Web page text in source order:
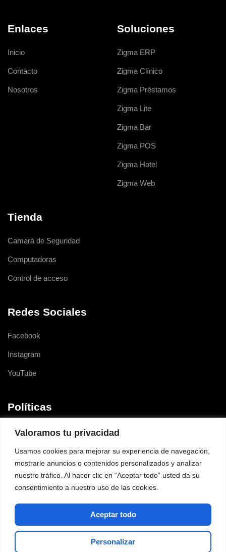
Valoramos tu privacidad
Usamos cookies para mejorar su experiencia de navegación,
mostrarle anuncios o contenidos personalizados y analizar
nuestro tráfico. Al hacer clic en “Aceptar todo” usted da su
consentimiento a nuestro uso de las cookies.
Personalizar
Aceptar todo
Enlaces
Inicio
Contacto
Nosotros
Soluciones
Zigma ERP
Zigma Clínico
Zigma Préstamos
Zigma Lite
Zigma Bar
Zigma POS
Zigma Hotel
Zigma Web
Tienda
Camará de Seguridad
Computadoras
Control de acceso
Redes Sociales
Facebook
Instagram
YouTube
Políticas
Terminarnos y condiciones
Política de Protección de Información
Política de Cookies